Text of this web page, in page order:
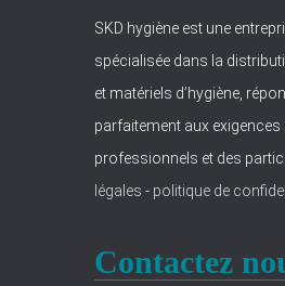
SKD hygiène est une
spécialisée dans la
et matériels d’hygiène,
parfaitement aux exigences
professionnels et des
légales -politique de
Contactez